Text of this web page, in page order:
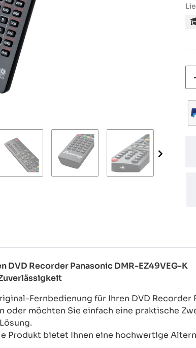
DVD Recorder Panasonic DMR-EZ49VEG-K
Fernbedienung für Ihren DVD Recorder
oder möchten Sie einfach eine praktische
Produkt bietet Ihnen eine hochwertige